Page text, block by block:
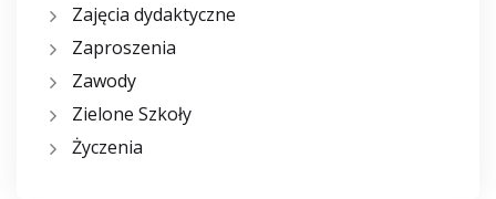
Zajęcia dydaktyczne
Zaproszenia
Zawody
Zielone Szkoły
Życzenia